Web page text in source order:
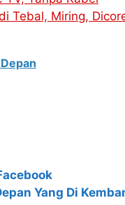
Tebal, Miring,
Yang Di